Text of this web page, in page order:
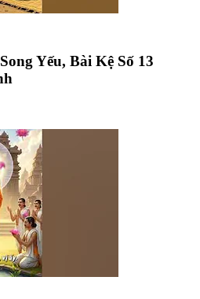
Yếu, Bài Kệ Số 13